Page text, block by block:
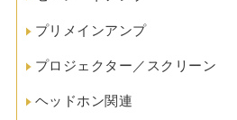
プリメインアンプ
プロジェクター／スクリーン
ヘッドホン関連